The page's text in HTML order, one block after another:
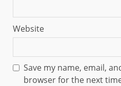
Website
Save my name, email,
browser for the next